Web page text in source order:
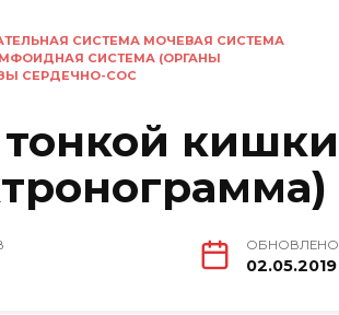
СИСТЕМА МОЧЕВАЯ СИСТЕМА
СИСТЕМА (ОРГАНЫ
СЕРДЕЧНО-СОС
кишки
ОБНОВЛЕНО
02.05.2019